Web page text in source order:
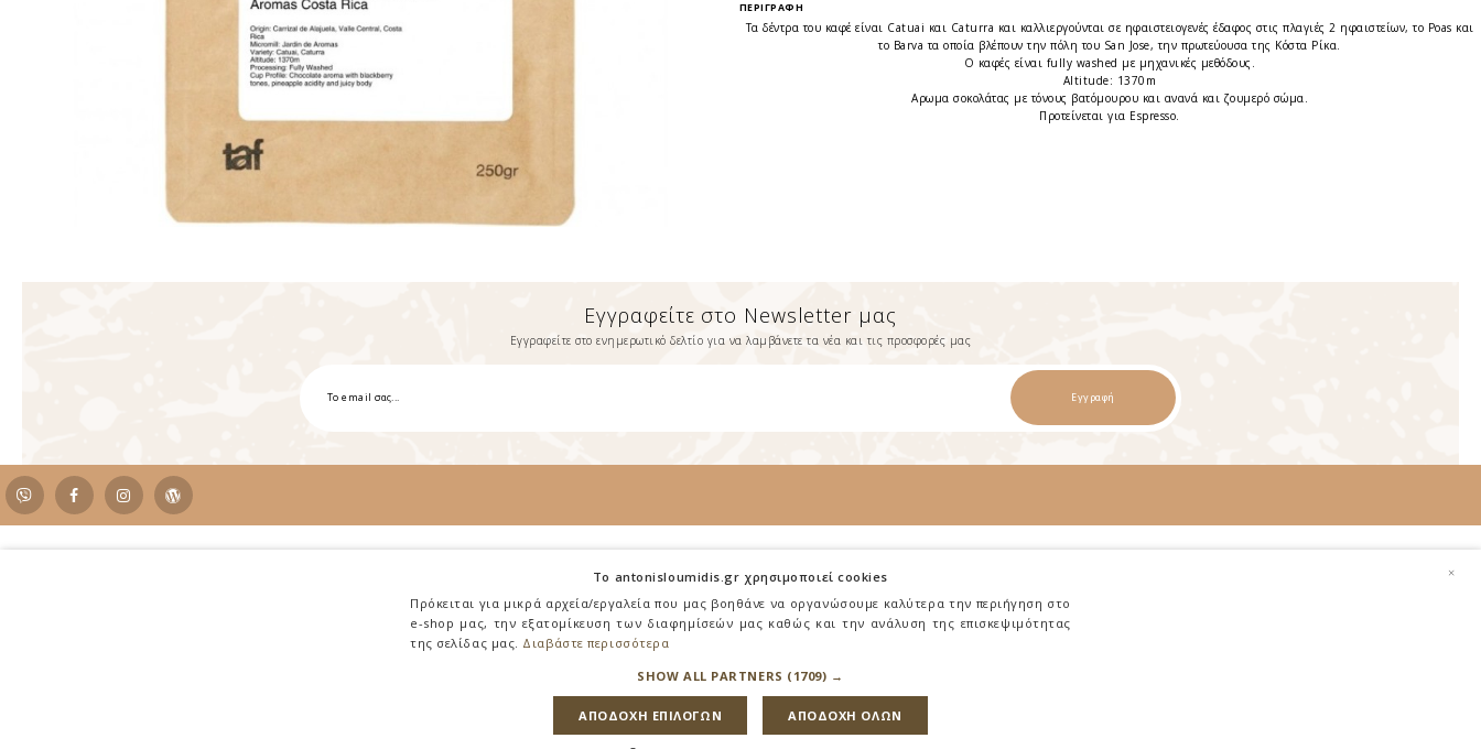
ΠΕΡΙΓΡΑΦΉ
Τα δέντρα του καφέ είναι Catuai και Caturra και καλλιεργούνται σε ηφαιστειογενές έδαφος στις πλαγιές 2 ηφαιστείων, το Poas και
το Barva τα οποία βλέπουν την πόλη του San Jose, την πρωτεύουσα της Κόστα Ρίκα.
Ο καφές είναι fully washed με μηχανικές μεθόδους.
Altitude: 1370m
Αρωμα σοκολάτας με τόνους βατόμουρου και ανανά και ζουμερό σώμα.
Προτείνεται για Espresso.
Εγγραφείτε στο Newsletter μας
Εγγραφείτε στο ενημερωτικό δελτίο για να λαμβάνετε τα νέα και τις προσφορές μας
Εγγραφή
Όροι Χρήσης
Επικοινωνία
×
To antonisloumidis.gr χρησιμοποιεί cookies
Πρόκειται για μικρά αρχεία/εργαλεία που μας βοηθάνε να οργανώσουμε καλύτερα την περιήγηση στο
e-shop μας, την εξατομίκευση των διαφημίσεών μας καθώς και την ανάλυση της επισκεψιμότητας
της σελίδας μας. Διαβάστε περισσότερα
SHOW ALL PARTNERS (1709) →
ΑΠΟΔΟΧΗ ΕΠΙΛΟΓΩΝ ΑΠΟΔΟΧΗ ΟΛΩΝ